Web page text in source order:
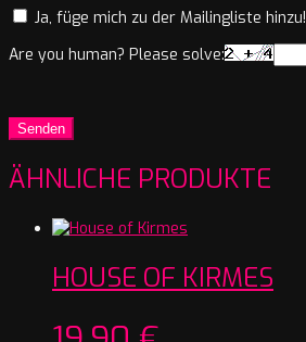
Ja, füge mich zu der Mailingliste hinzu!
Are you human? Please solve:
ÄHNLICHE PRODUKTE
HOUSE OF KIRMES